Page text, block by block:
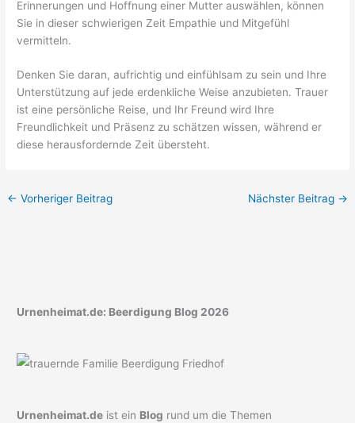
Erinnerungen und Hoffnung einer Mutter auswählen, können
Sie in dieser schwierigen Zeit Empathie und Mitgefühl
vermitteln.
Denken Sie daran, aufrichtig und einfühlsam zu sein und Ihre
Unterstützung auf jede erdenkliche Weise anzubieten. Trauer
ist eine persönliche Reise, und Ihr Freund wird Ihre
Freundlichkeit und Präsenz zu schätzen wissen, während er
diese herausfordernde Zeit übersteht.
← Vorheriger Beitrag Nächster Beitrag →
Urnenheimat.de: Beerdigung Blog 2026
Urnenheimat.de ist ein Blog rund um die Themen